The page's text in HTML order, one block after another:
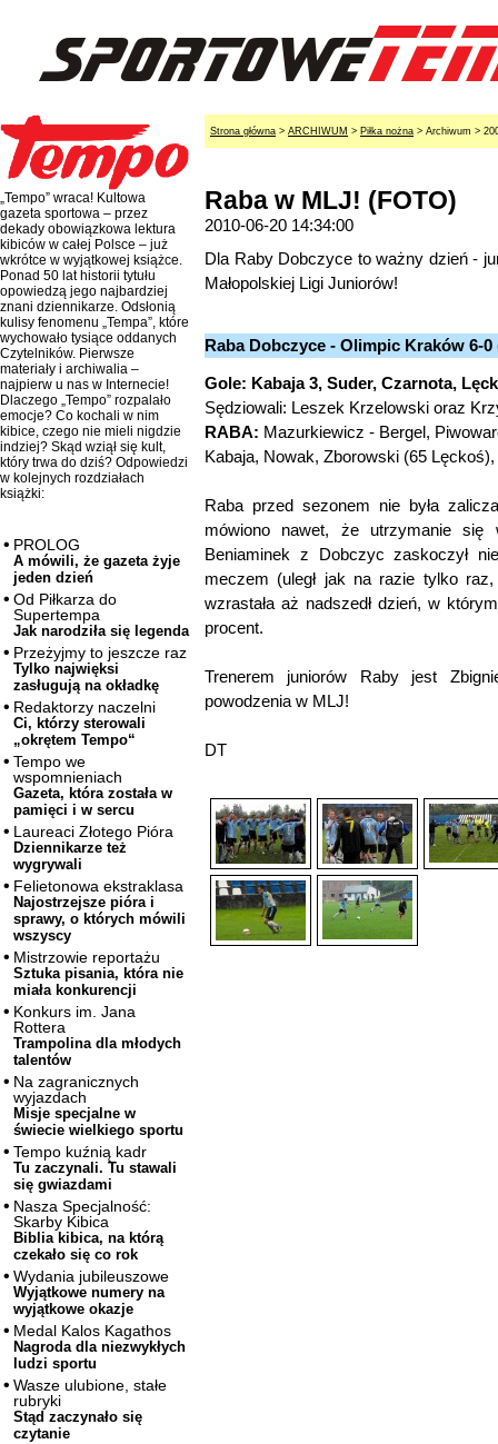
„Tempo” wraca! Kultowa
gazeta sportowa – przez
dekady obowiązkowa lektura
kibiców w całej Polsce – już
wkrótce w wyjątkowej książce.
Ponad 50 lat historii tytułu
opowiedzą jego najbardziej
znani dziennikarze. Odsłonią
kulisy fenomenu „Tempa”, które
wychowało tysiące oddanych
Czytelników. Pierwsze
materiały i archiwalia –
najpierw u nas w Internecie!
Dlaczego „Tempo” rozpalało
emocje? Co kochali w nim
kibice, czego nie mieli nigdzie
indziej? Skąd wziął się kult,
który trwa do dziś? Odpowiedzi
w kolejnych rozdziałach
książki:
PROLOG
A mówili, że gazeta żyje
jeden dzień
Od Piłkarza do
Supertempa
Jak narodziła się legenda
Przeżyjmy to jeszcze raz
Tylko najwięksi
zasługują na okładkę
Redaktorzy naczelni
Ci, którzy sterowali
„okrętem Tempo“
Tempo we
wspomnieniach
Gazeta, która została w
pamięci i w sercu
Laureaci Złotego Pióra
Dziennikarze też
wygrywali
Felietonowa ekstraklasa
Najostrzejsze pióra i
sprawy, o których mówili
wszyscy
Mistrzowie reportażu
Sztuka pisania, która nie
miała konkurencji
Konkurs im. Jana
Rottera
Trampolina dla młodych
talentów
Na zagranicznych
wyjazdach
Misje specjalne w
świecie wielkiego sportu
Tempo kuźnią kadr
Tu zaczynali. Tu stawali
się gwiazdami
Nasza Specjalność:
Skarby Kibica
Biblia kibica, na którą
czekało się co rok
Wydania jubileuszowe
Wyjątkowe numery na
wyjątkowe okazje
Medal Kalos Kagathos
Nagroda dla niezwykłych
ludzi sportu
Wasze ulubione, stałe
rubryki
Stąd zaczynało się
czytanie
Strona główna > ARCHIWUM > Piłka nożna > Archiwum >
Raba w MLJ! (FOTO)
2010-06-20 14:34:00
Dla Raby Dobczyce to ważny dzień -
Małopolskiej Ligi Juniorów!
Raba Dobczyce - Olimpic Kraków 6-0
Gole: Kabaja 3, Suder, Czarnota,
Sędziowali: Leszek Krzelowski oraz
RABA: Mazurkiewicz - Bergel,
Kabaja, Nowak, Zborowski (65
Raba przed sezonem nie była
mówiono nawet, że utrzymanie
Beniaminek z Dobczyc zaskoczył
meczem (uległ jak na razie tylko
wzrastała aż nadszedł dzień, w
procent.
Trenerem juniorów Raby jest
powodzenia w MLJ!
DT